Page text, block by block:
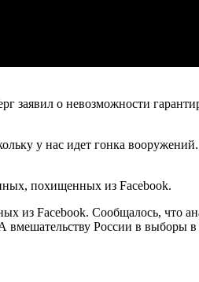
о невозможности
у нас идет гонка
похищенных из Facebook.
из Facebook. Сообщалось,
вмешательству России в выборы в